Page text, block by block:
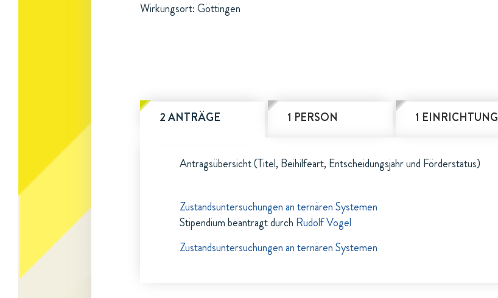
Wirkungsort: Göttingen
2 ANTRÄGE 1 PERSON 1 EINRICHTUNG
Antragsübersicht (Titel, Beihilfeart, Entscheidungsjahr und Förderstatus)
Zustandsuntersuchungen an ternären Systemen
Stipendium beantragt durch Rudolf Vogel
Zustandsuntersuchungen an ternären Systemen